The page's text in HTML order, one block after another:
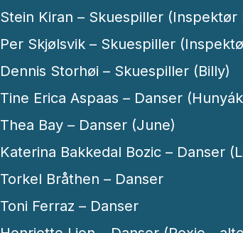
Stein Kiran – Skuespiller (Inspektør
Per Skjølsvik – Skuespiller
Dennis Storhøi – Skuespiller (Billy)
Tine Erica Aspaas – Danser
Thea Bay – Danser (June)
Katerina Bakkedal Bozic – Danser
Torkel Bråthen – Danser
Toni Ferraz – Danser